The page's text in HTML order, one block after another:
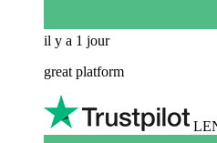
il y a 1 jour
great platform